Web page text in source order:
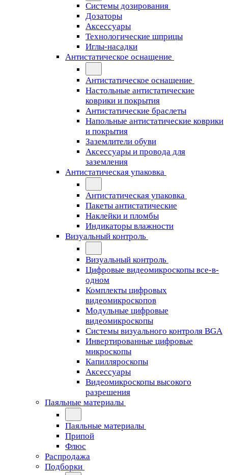
Системы дозирования
Дозаторы
Аксессуары
Технологические шприцы
Иглы-насадки
Антистатическое оснащение
Антистатическое оснащение
Настольные антистатические
коврики и покрытия
Антистатические браслеты
Напольные антистатические коврики
и покрытия
Заземлители обуви
Аксессуары и провода для
заземления
Антистатическая упаковка
Антистатическая упаковка
Пакеты антистатические
Наклейки и пломбы
Индикаторы влажности
Визуальный контроль
Визуальный контроль
Цифровые видеомикроскопы все-в-
одном
Комплекты цифровых
видеомикроскопов
Модульные цифровые
видеомикроскопы
Cистемы визуального контроля BGA
Инвертированные цифровые
микроскопы
Капилляроскопы
Аксессуары
Видеомикроскопы высокого
разрешения
Паяльные материалы
Паяльные материалы
Припой
Флюс
Распродажа
Подборки